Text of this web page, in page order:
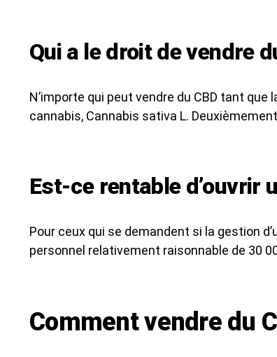
Qui a le droit de vendre
N’importe qui peut vendre du CBD tant
cannabis, Cannabis sativa L.
Est-ce rentable d’ouvrir
Pour ceux qui se demandent si la gestion
personnel relativement raisonnable de 30
Comment vendre du